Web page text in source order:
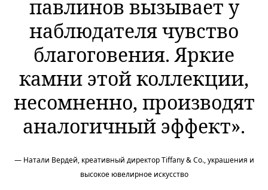
павлинов вызывает у
наблюдателя чувство
благоговения. Яркие
камни этой коллекции,
несомненно, производят
аналогичный эффект».
— Натали Вердей, креативный директор Tiffany & Co., украшения и
высокое ювелирное искусство